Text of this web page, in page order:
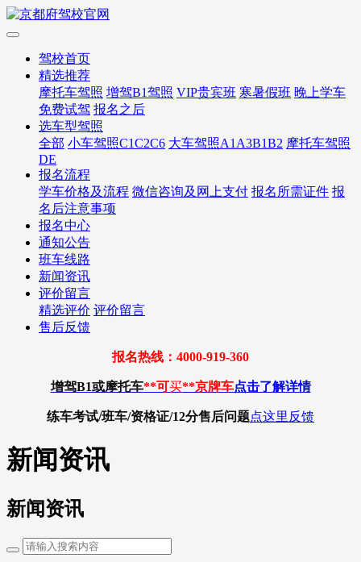
驾校首页
精选推荐
摩托车驾照 增驾B1驾照 VIP贵宾班 寒暑假班 晚上学车
免费试驾 报名之后
选车型驾照
全部 小车驾照C1C2C6 大车驾照A1A3B1B2 摩托车驾照
DE
报名流程
学车价格及流程 微信咨询及网上支付 报名所需证件 报
名后注意事项
报名中心
通知公告
班车线路
新闻资讯
评价留言
精选评价 评价留言
售后反馈
报名热线：4000-919-360
增驾B1或摩托车**可买**京牌车点击了解详情
练车考试/班车/资格证/12分售后问题点这里反馈
新闻资讯
新闻资讯